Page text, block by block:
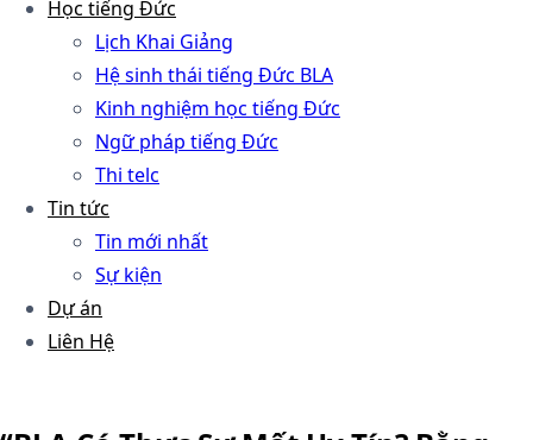
Học tiếng Đức
Lịch Khai Giảng
Hệ sinh thái tiếng Đức BLA
Kinh nghiệm học tiếng Đức
Ngữ pháp tiếng Đức
Thi telc
Tin tức
Tin mới nhất
Sự kiện
Dự án
Liên Hệ